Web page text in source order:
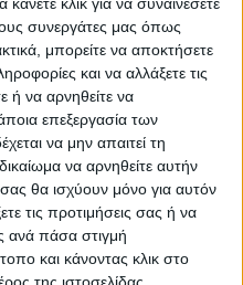
κλικ για να συναινέσετε
συνεργάτες μας όπως
μπορείτε να αποκτήσετε
και να αλλάξετε τις
ή να αρνηθείτε να
επεξεργασία των
να μην απαιτεί τη
να αρνηθείτε αυτήν
θα ισχύουν μόνο για αυτόν
τις προτιμήσεις σας ή να
ανά πάσα στιγμή
και κάνοντας κλικ στο
που
για τις
άκρως ανεπαρκείς,
που ψηφίστηκε,
ήταν πολύ
στον Οργανισμό
ταχυτήτων, που